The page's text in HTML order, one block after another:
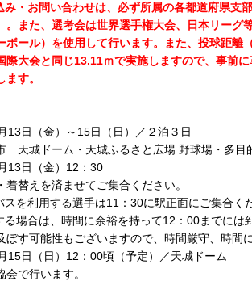
・お問い合わせは、必ず所属の各都道府県支
。また、選考会は世界選手権大会、日本リーグ
ボール）を使用して行います。また、投球距離
際大会と同じ13.11ｍで実施しますので、事前
す。
13日（金）～15日（日）／２泊３日
天城ドーム・天城ふるさと広場 野球場・多目
13日（金）12：30
替えを済ませてご集合ください。
を利用する選手は11：30に駅正面にご集合くだ
場合は、時間に余裕を持って12：00までには
ぼす可能性もございますので、時間厳守、時間
15日（日）12：00頃（予定）／天城ドーム
で行います。